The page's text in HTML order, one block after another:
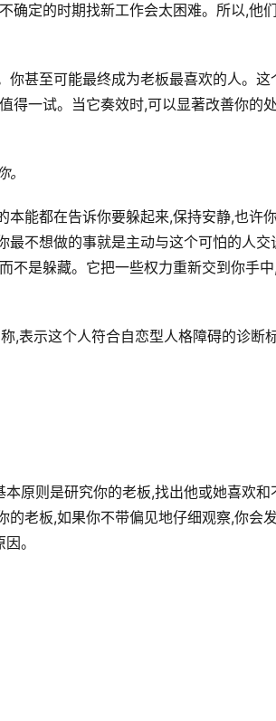
确定的时期找新工作会太困难。所以,他
你甚至可能最终成为老板最喜欢的人。这
得一试。当它奏效时,可以显著改善你的
能都在告诉你要躲起来,保持安静,也许
最不想做的事就是主动与这个可怕的人交
不是躲藏。它把一些权力重新交到你手
,表示这个人符合自恋型人格障碍的诊断
原则是研究你的老板,找出他或她喜欢和
老板,如果你不带偏见地仔细观察,你会
。